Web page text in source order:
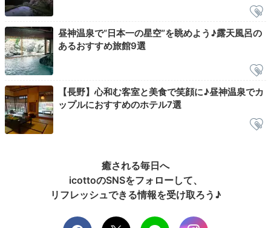
く、味わい深い一品です。食後に阿智村名物の「星空ナ
談しておきましょう。
aco.ako.aco
野菜は直営農場にて栽培したものを多く使用されているそう。
品数
が多くてビックリでした！どれも良いお味でしたが、特にミニステ
昼神温泉で“日本一の星空”を眺めよう♪露天風呂の
あるおすすめ旅館9選
【長野】心和む客室と美食で笑顔に♪昼神温泉でカ
ップルにおすすめのホテル7選
癒される毎日へ
icottoのSNSをフォローして、
リフレッシュできる情報を受け取ろう♪